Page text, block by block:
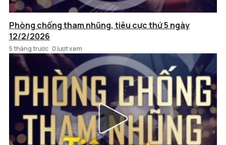
Phòng chống tham nhũng, tiêu cực thứ 5 ngày
12/2/2026
5 tháng trước 0 lượt xem